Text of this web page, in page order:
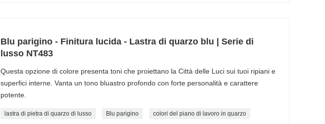
Blu parigino - Finitura lucida - Lastra di quarzo blu | Serie di
lusso NT483
Questa opzione di colore presenta toni che proiettano la Città delle Luci sui tuoi ripiani e
superfici interne. Vanta un tono bluastro profondo con forte personalità e carattere
potente.
lastra di pietra di quarzo di lusso Blu parigino colori del piano di lavoro in quarzo